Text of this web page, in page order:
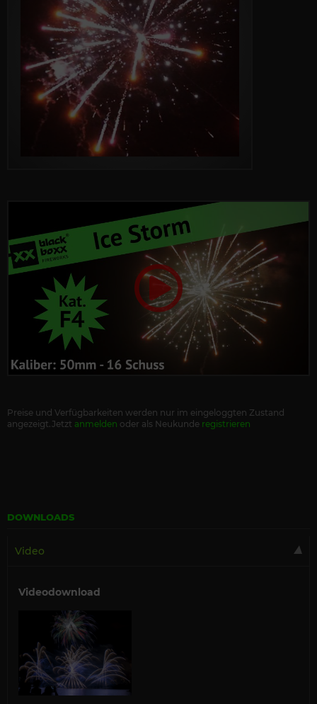
Preise und Verfügbarkeiten werden nur im eingeloggten Zustand
angezeigt.Jetzt anmelden oder als Neukunde registrieren
DOWNLOADS
Video
Videodownload